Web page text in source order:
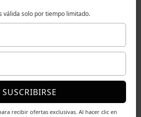
ALTRI COLORI
NOVITÀ SOLD HOT
válida solo por tiempo limitado.
SUSCRIBIRSE
recibir ofertas exclusivas. Al hacer clic en